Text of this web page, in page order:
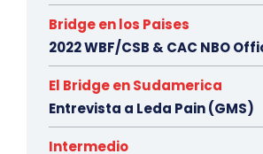
Bridge en los Paises
2022 WBF/CSB & CAC NBO
El Bridge en Sudamerica
Entrevista a Leda Pain (GMS)
Intermedio